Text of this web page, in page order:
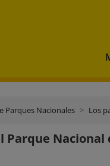
Parques Nacionales Los
Parque Nacional